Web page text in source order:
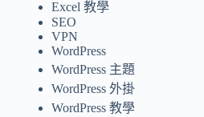
Excel 教學
SEO
VPN
WordPress
WordPress 主題
WordPress 外掛
WordPress 教學